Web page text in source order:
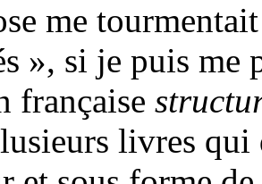
me
», si je puis me
française
livres qui